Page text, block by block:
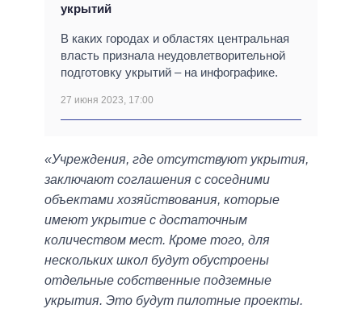
укрытий
В каких городах и областях центральная
власть признала неудовлетворительной
подготовку укрытий – на инфографике.
27 июня 2023, 17:00
«Учреждения, где отсутствуют укрытия,
заключают соглашения с соседними
объектами хозяйствования, которые
имеют укрытие с достаточным
количеством мест. Кроме того, для
нескольких школ будут обустроены
отдельные собственные подземные
укрытия. Это будут пилотные проекты.